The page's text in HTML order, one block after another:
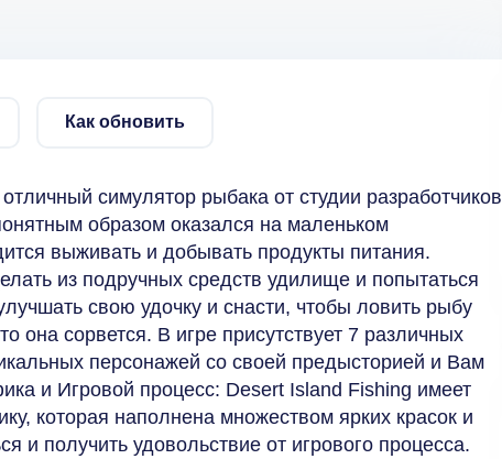
Как обновить
симулятор рыбака от студии разработчиков
образом оказался на маленьком
выживать и добывать продукты питания.
из подручных средств удилище и попытаться
свою удочку и снасти, чтобы ловить рыбу
она сорвется. В игре присутствует 7 различных
персонажей со своей предысторией и Вам
и Игровой процесс: Desert Island Fishing имеет
которая наполнена множеством ярких красок и
и получить удовольствие от игрового процесса.